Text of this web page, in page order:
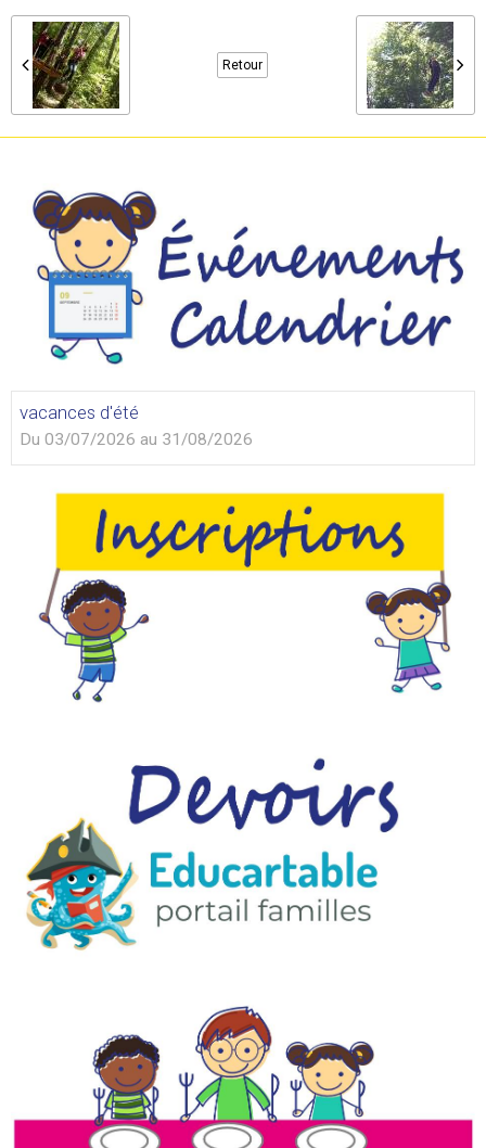
Retour
vacances d'été
Du 03/07/2026 au 31/08/2026